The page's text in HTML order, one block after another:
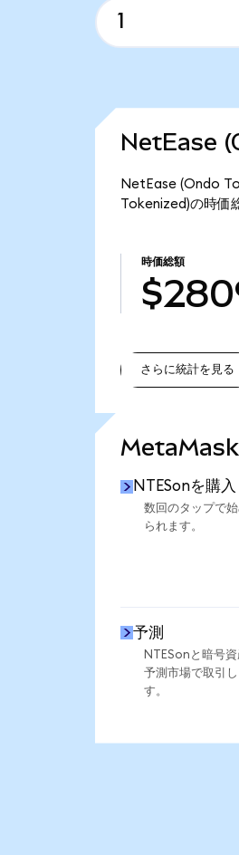
NetEase
NetEase (Ondo
Tokenized)の時価
時価総額
さらに統計を見る
MetaMask
NTESonを購入
数回のタップで
られます。
予測
NTESonと暗号資
予測市場で取引し
す。